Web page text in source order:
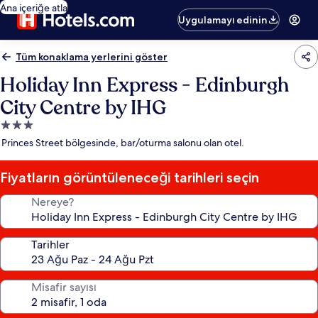
Ana içeriğe atla
Uygulamayı edinin
Tüm konaklama yerlerini göster
Holiday Inn Express - Edinburgh
City Centre by IHG
3.0
yıldızlı
yeri
Princes Street bölgesinde, bar/oturma salonu olan otel.
Fiyatların görüntüleneceği tarihleri seçin
Nereye?
Tarihler
Misafir sayısı